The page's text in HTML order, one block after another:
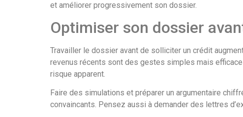
et améliorer progressivement son dossier.
Optimiser son dossier
Travailler le dossier avant de solliciter un crédit
revenus récents sont des gestes simples mais
risque apparent.
Faire des simulations et préparer un argumentaire
convaincants. Pensez aussi à demander des lettres